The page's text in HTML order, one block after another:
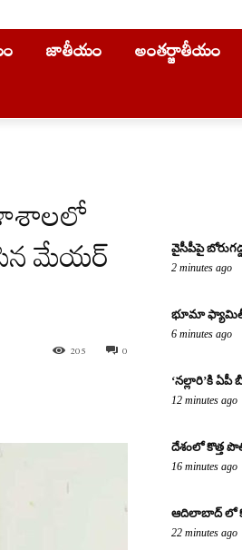
జాతీయం అంతర్జాతీయం
మేయర్
0
205
వైసీపీపై
2 minutes ago
భూమా
6 minutes ago
‘నల్లారి’కి ఏపీ
12 minutes ago
దేశంలో కొత్త
16 minutes ago
ఆదిలాబాద్ లో
22 minutes ago